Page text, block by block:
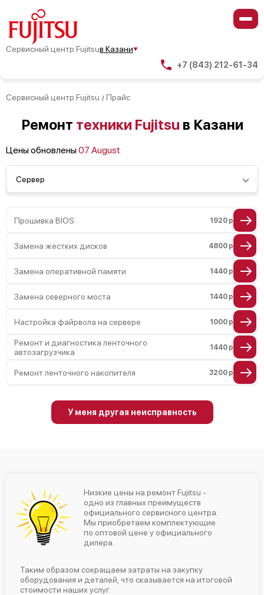
Сервисный центр Fujitsuв Казани
+7 (843) 212-61-34
Сервисный центр Fujitsu / Прайс
Ремонт техники Fujitsu в Казани
Цены обновлены07 August
Сервер
Прошивка BIOS 1920 р
Замена жестких дисков 4800 р
Замена оперативной памяти 1440 р
Замена северного моста 1440 р
Настройка файрвола на сервере 1000 р
Ремонт и диагностика ленточного
автозагрузчика
1440 р
Ремонт ленточного накопителя 3200 р
Ремонт СХД 4500 р
Ремонт материнской платы
Замена блока питания 960 р
Замена материнской платы
Установка/Настройка RAID-массива, SCSI
контроллера
1440 р
У меня другая неисправность
Низкие цены на ремонт Fujitsu -
одно из главных преимуществ
официального сервисного центра.
Мы приобретаем комплектующие
по оптовой цене у официального
дилера.
Таким образом сокращаем затраты на закупку
оборудования и деталей, что сказывается на итоговой
стоимости наших услуг.